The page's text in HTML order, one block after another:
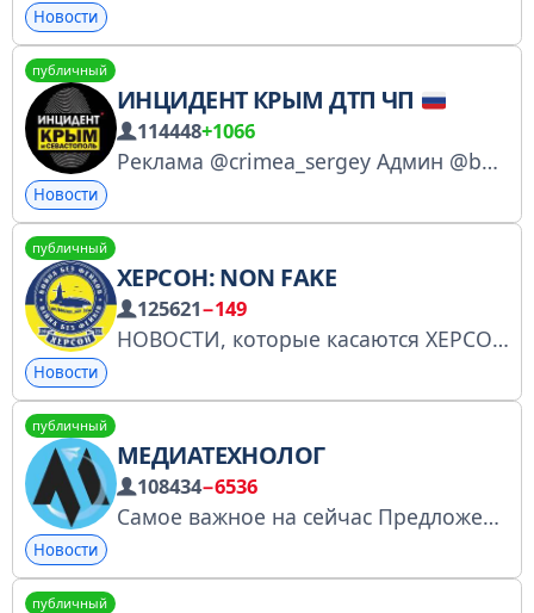
Новости
публичный
ИНЦИДЕНТ КРЫМ ДТП ЧП
114448+1066
Реклама @crimea_sergey Админ @badcrimea_bot Посты в данном канале, прошу считать вымышленными. Просто юмор. https://knd.gov.ru/license?id=673b23c123bfbf2cbf4d264e&registryType=bloggersPermission
Новости
публичный
ХЕРСОН: NON FAKE
125621−149
НОВОСТИ, которые касаются ХЕРСОНА
Новости
публичный
МЕДИАТЕХНОЛОГ
108434−6536
Самое важное на сейчас Предложения сюда: @media345 Канал проверен рекламным сервисом @tgpodbor
Новости
публичный